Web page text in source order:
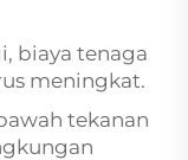
biaya tenaga
meningkat.
tekanan